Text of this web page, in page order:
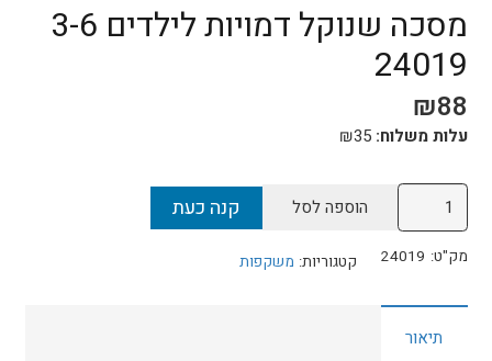
מסכה שנוקל דמויות לילדים 3-6
24019
₪88
עלות משלוח: ₪35
כמות
של
מסכה
דמויות
לילדים
הוספה לסל קנה כעת
מק"ט: 24019 קטגוריות: משקפות
תיאור